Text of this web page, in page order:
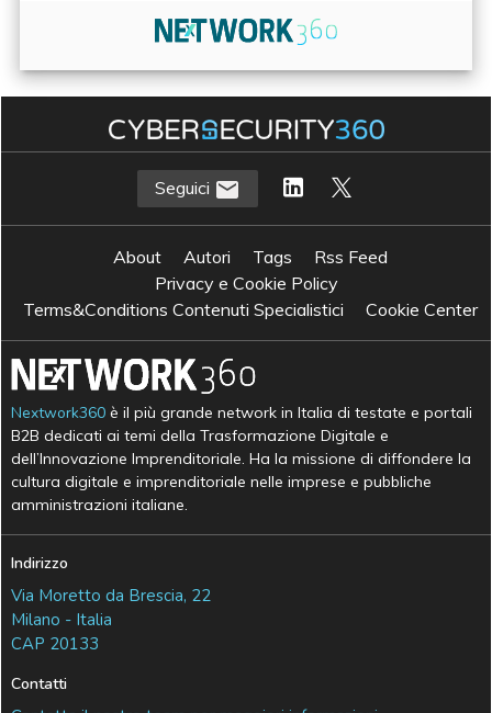
Seguici
About Autori Tags
Rss Feed
Privacy e Cookie Policy
Terms&Conditions Contenuti Specialistici
Cookie Center
Nextwork360 è il più grande network in Italia di testate e portali
B2B dedicati ai temi della Trasformazione Digitale e
dell’Innovazione Imprenditoriale. Ha la missione di diffondere la
cultura digitale e imprenditoriale nelle imprese e pubbliche
amministrazioni italiane.
Indirizzo
Via Moretto da Brescia, 22
Milano - Italia
CAP 20133
Contatti